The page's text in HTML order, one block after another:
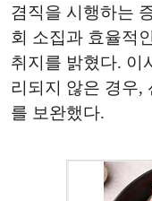
겸직을 시행하는
회 소집과 효율적
취지를 밝혔다. 이
리되지 않은 경우,
를 보완했다.